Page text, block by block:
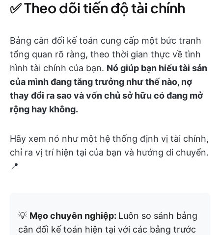
✅ Theo dõi tiến độ tài chính
Bảng cân đối kế toán cung cấp một bức tranh
tổng quan rõ ràng, theo thời gian thực về tình
hình tài chính của bạn. Nó giúp bạn hiểu tài sản
của mình đang tăng trưởng như thế nào, nợ
thay đổi ra sao và vốn chủ sở hữu có đang mở
rộng hay không.
Hãy xem nó như một hệ thống định vị tài chính,
chỉ ra vị trí hiện tại của bạn và hướng di chuyển.
📍
💡 Mẹo chuyên nghiệp: Luôn so sánh bảng
cân đối kế toán hiện tại với các bảng trước